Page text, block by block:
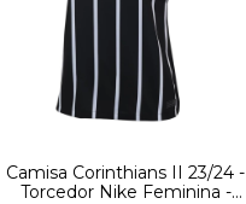
Camisa Corinthians II 23/24 -
Torcedor Nike Feminina -